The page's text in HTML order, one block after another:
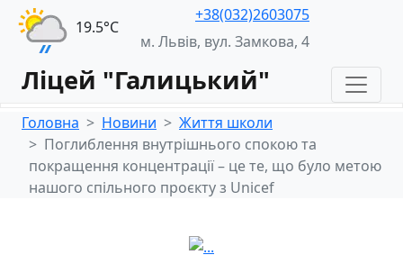
19.5°С
+38(032)2603075
м. Львів, вул. Замкова, 4
Ліцей "Галицький"
Головна Новини
Життя школи
Поглиблення внутрішнього спокою та
покращення концентрації – це те, що було метою
нашого спільного проєкту з Unicef